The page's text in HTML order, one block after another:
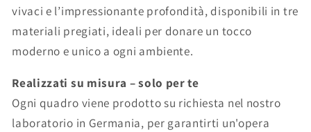
vivaci e l’impressionante profondità, disponibili in tre
materiali pregiati, ideali per donare un tocco
moderno e unico a ogni ambiente.
Realizzati su misura – solo per te
Ogni quadro viene prodotto su richiesta nel nostro
laboratorio in Germania, per garantirti un'opera